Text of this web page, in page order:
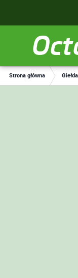
Strona główna Giełda